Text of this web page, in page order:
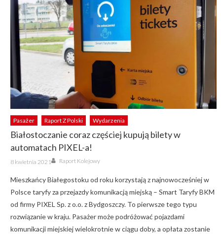
Pasażer Raport Z Polski Wydarzenia
Białostoczanie coraz częściej kupują bilety w
automatach PIXEL-a!
Posted
on
8 kwietnia 2021 Author
Raport Kolejowy
Mieszkańcy Białegostoku od roku korzystają z najnowocześniej w
Polsce taryfy za przejazdy komunikacją miejską – Smart Taryfy BKM
od firmy PIXEL Sp. z o.o. z Bydgoszczy. To pierwsze tego typu
rozwiązanie w kraju. Pasażer może podróżować pojazdami
komunikacji miejskiej wielokrotnie w ciągu doby, a opłata zostanie